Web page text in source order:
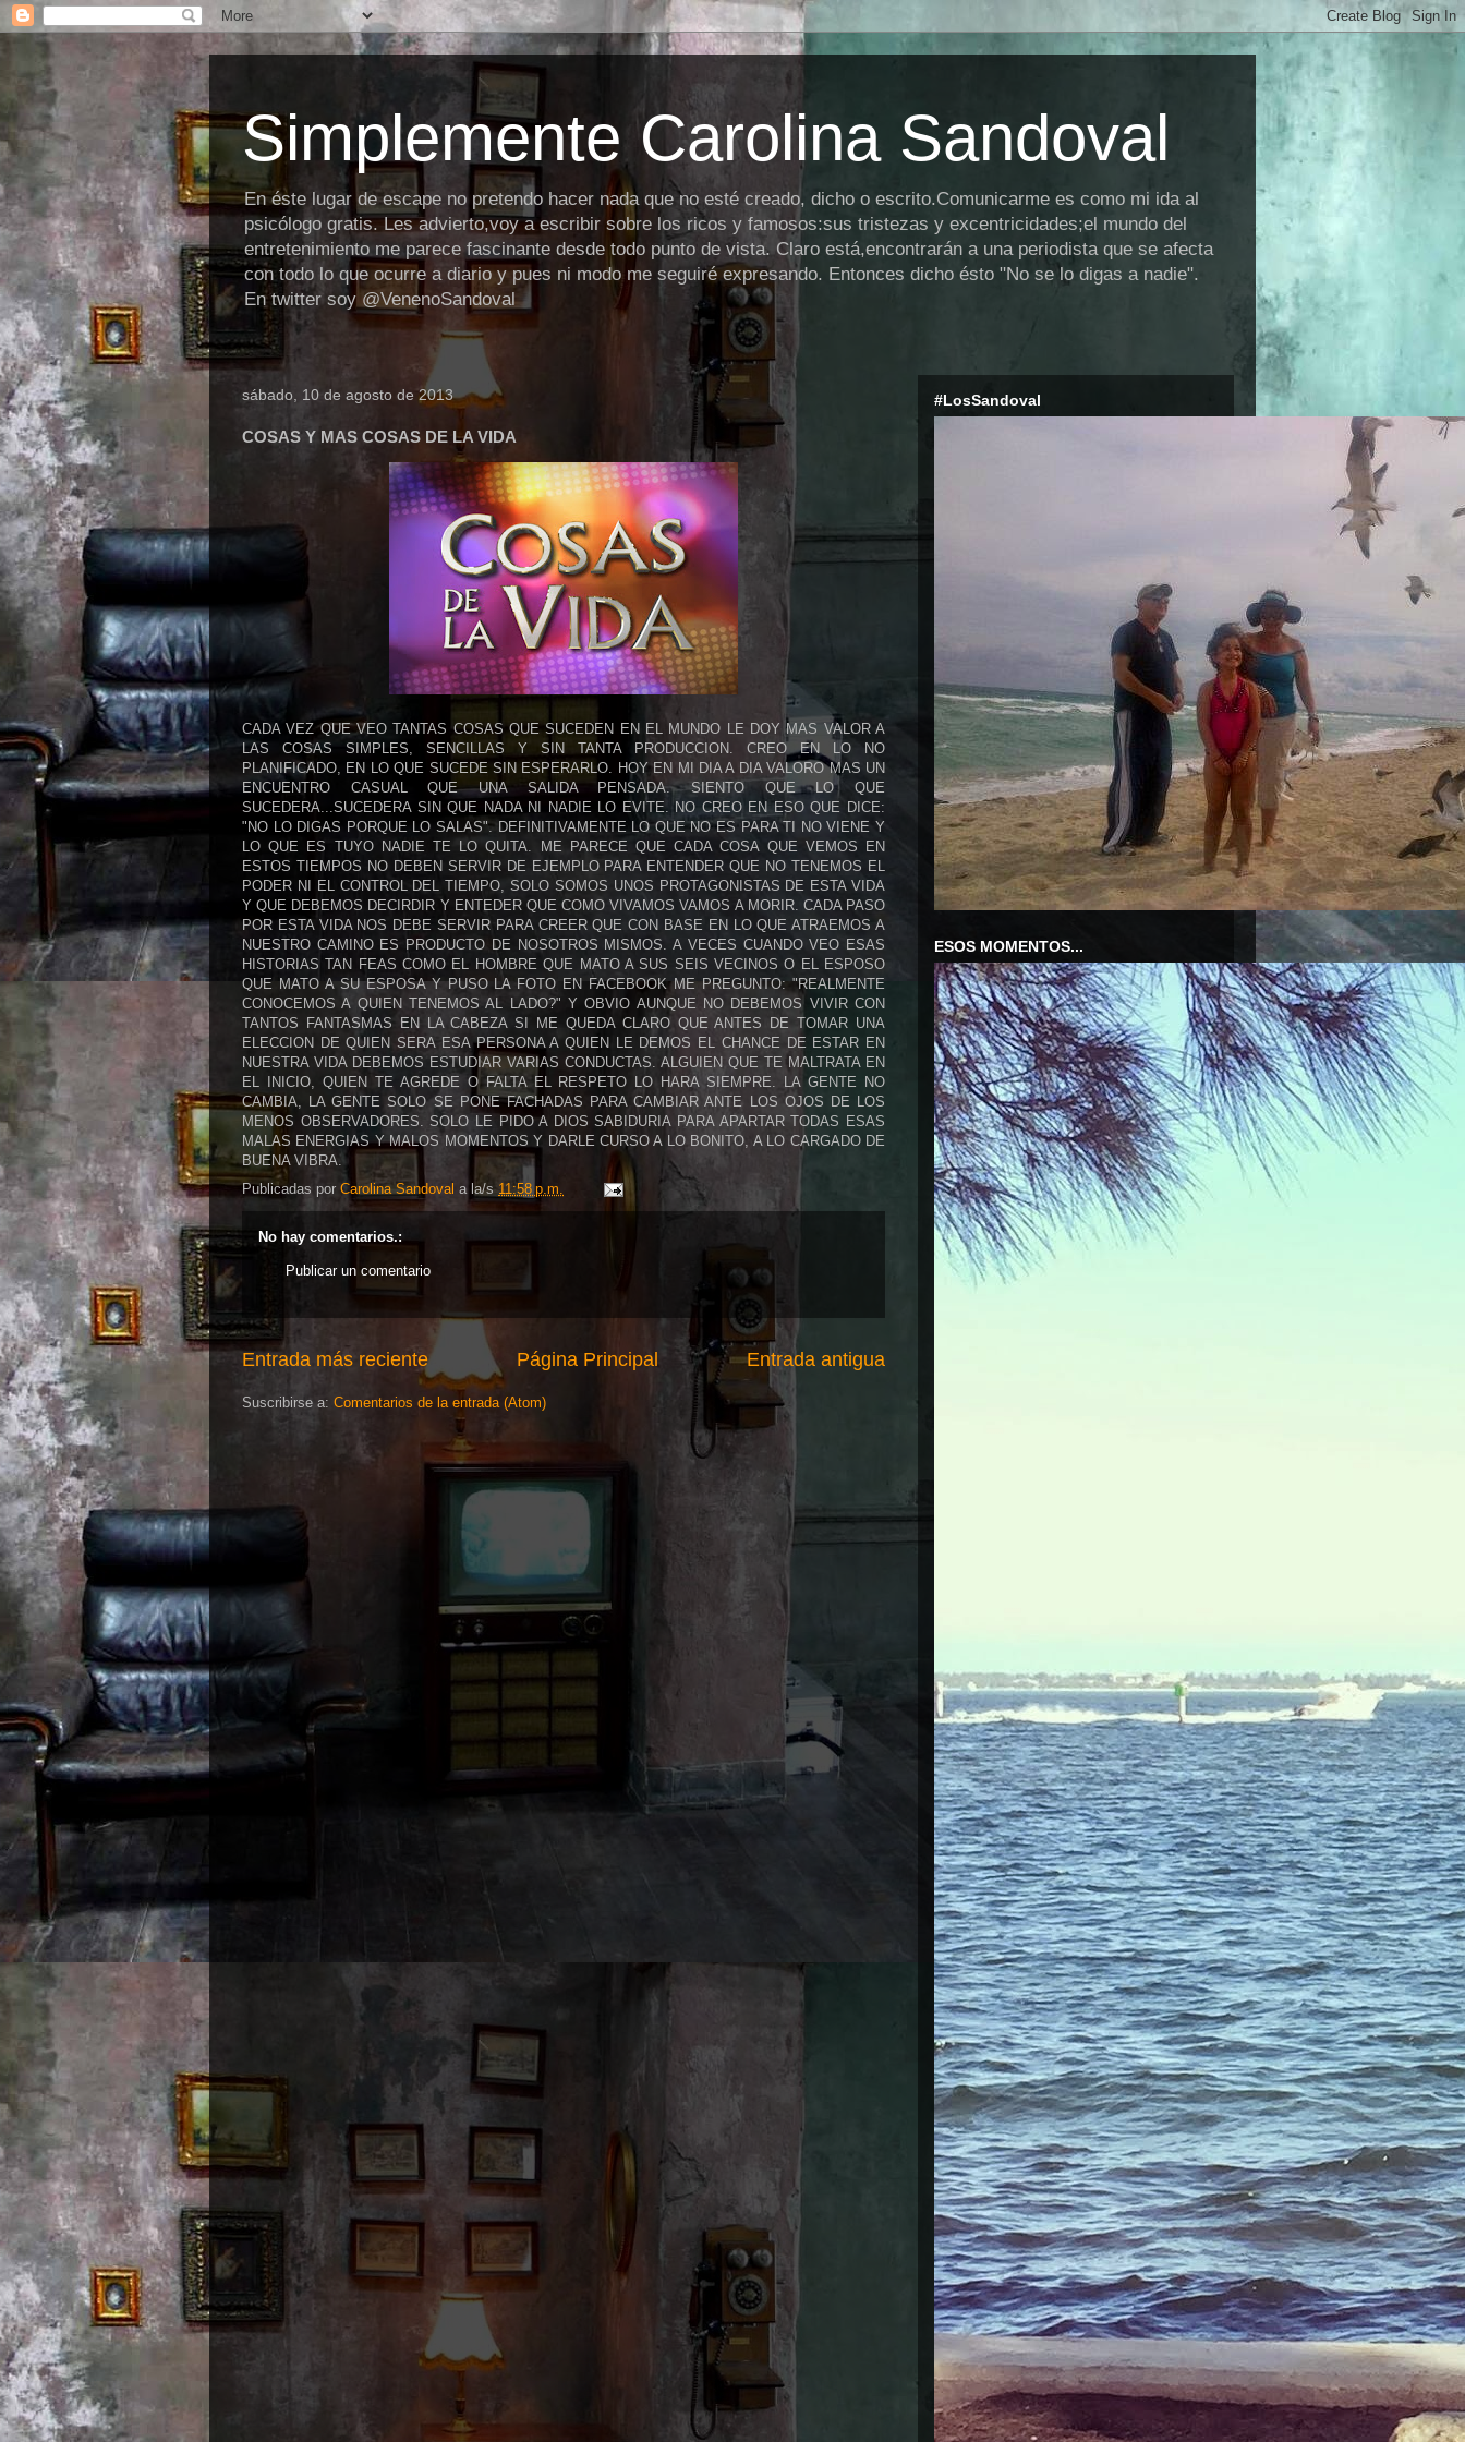
Simplemente Carolina Sandoval
En éste lugar de escape no pretendo hacer nada que no esté creado, dicho o escrito.Comunicarme es como mi ida al
psicólogo gratis. Les advierto,voy a escribir sobre los ricos y famosos:sus tristezas y excentricidades;el mundo del
entretenimiento me parece fascinante desde todo punto de vista. Claro está,encontrarán a una periodista que se afecta
con todo lo que ocurre a diario y pues ni modo me seguiré expresando. Entonces dicho ésto "No se lo digas a nadie".
En twitter soy @VenenoSandoval
sábado, 10 de agosto de 2013
COSAS Y MAS COSAS DE LA VIDA
CADA VEZ QUE VEO TANTAS COSAS QUE SUCEDEN EN EL MUNDO LE DOY MAS VALOR A
LAS COSAS SIMPLES, SENCILLAS Y SIN TANTA PRODUCCION. CREO EN LO NO
PLANIFICADO, EN LO QUE SUCEDE SIN ESPERARLO. HOY EN MI DIA A DIA VALORO MAS UN
ENCUENTRO CASUAL QUE UNA SALIDA PENSADA. SIENTO QUE LO QUE
SUCEDERA...SUCEDERA SIN QUE NADA NI NADIE LO EVITE. NO CREO EN ESO QUE DICE:
"NO LO DIGAS PORQUE LO SALAS". DEFINITIVAMENTE LO QUE NO ES PARA TI NO VIENE Y
LO QUE ES TUYO NADIE TE LO QUITA. ME PARECE QUE CADA COSA QUE VEMOS EN
ESTOS TIEMPOS NO DEBEN SERVIR DE EJEMPLO PARA ENTENDER QUE NO TENEMOS EL
PODER NI EL CONTROL DEL TIEMPO, SOLO SOMOS UNOS PROTAGONISTAS DE ESTA VIDA
Y QUE DEBEMOS DECIRDIR Y ENTEDER QUE COMO VIVAMOS VAMOS A MORIR. CADA PASO
POR ESTA VIDA NOS DEBE SERVIR PARA CREER QUE CON BASE EN LO QUE ATRAEMOS A
NUESTRO CAMINO ES PRODUCTO DE NOSOTROS MISMOS. A VECES CUANDO VEO ESAS
HISTORIAS TAN FEAS COMO EL HOMBRE QUE MATO A SUS SEIS VECINOS O EL ESPOSO
QUE MATO A SU ESPOSA Y PUSO LA FOTO EN FACEBOOK ME PREGUNTO: "REALMENTE
CONOCEMOS A QUIEN TENEMOS AL LADO?" Y OBVIO AUNQUE NO DEBEMOS VIVIR CON
TANTOS FANTASMAS EN LA CABEZA SI ME QUEDA CLARO QUE ANTES DE TOMAR UNA
ELECCION DE QUIEN SERA ESA PERSONA A QUIEN LE DEMOS EL CHANCE DE ESTAR EN
NUESTRA VIDA DEBEMOS ESTUDIAR VARIAS CONDUCTAS. ALGUIEN QUE TE MALTRATA EN
EL INICIO, QUIEN TE AGREDE O FALTA EL RESPETO LO HARA SIEMPRE. LA GENTE NO
CAMBIA, LA GENTE SOLO SE PONE FACHADAS PARA CAMBIAR ANTE LOS OJOS DE LOS
MENOS OBSERVADORES. SOLO LE PIDO A DIOS SABIDURIA PARA APARTAR TODAS ESAS
MALAS ENERGIAS Y MALOS MOMENTOS Y DARLE CURSO A LO BONITO, A LO CARGADO DE
BUENA VIBRA.
Publicadas por Carolina Sandoval a la/s 11:58 p.m.
No hay comentarios.:
Publicar un comentario
Entrada más reciente Entrada antigua
Página Principal
Suscribirse a: Comentarios de la entrada (Atom)
#LosSandoval
ESOS MOMENTOS...